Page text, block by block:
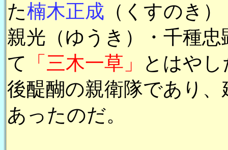
た楠木正成 （くすのき）
親光（ゆうき）・千種
て
「三木一草」
とはや
後醍醐の親衛隊であり
あったのだ。